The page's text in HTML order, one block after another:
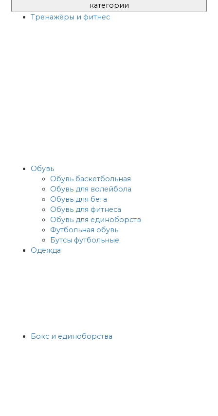
категории
Тренажёры и фитнес
Обувь
Обувь баскетбольная
Обувь для волейбола
Обувь для бега
Обувь для фитнеса
Обувь для единоборств
Футбольная обувь
Бутсы футбольные
Одежда
Бокс и единоборства